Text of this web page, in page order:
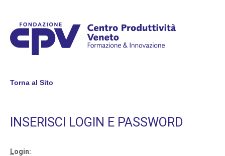
Torna al Sito
INSERISCI LOGIN E PASSWORD
Login: